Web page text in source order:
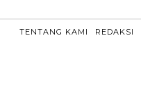
TENTANG KAMI REDAKSI